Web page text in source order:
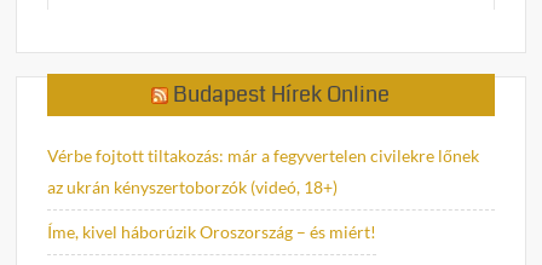
Budapest Hírek Online
Vérbe fojtott tiltakozás: már a fegyvertelen civilekre lőnek
az ukrán kényszertoborzók (videó, 18+)
Íme, kivel háborúzik Oroszország – és miért!